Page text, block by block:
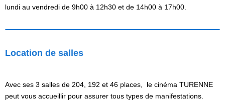
lundi au vendredi de 9h00 à 12h30 et de 14h00 à 17h00.
Location de salles
Avec ses 3 salles de 204, 192 et 46 places, le cinéma TURENNE
peut vous accueillir pour assurer tous types de manifestations.